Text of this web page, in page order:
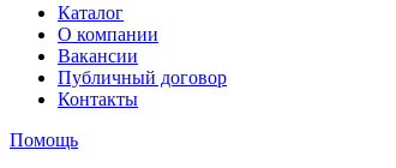
Каталог
О компании
Вакансии
Публичный договор
Контакты
Помощь